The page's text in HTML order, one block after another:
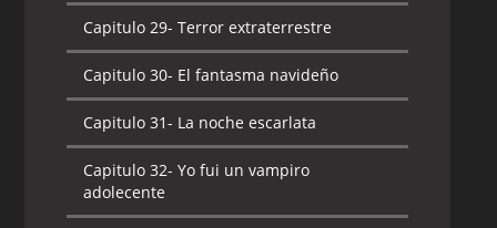
Capitulo 29- Terror extraterrestre
Capitulo 30- El fantasma navideño
Capitulo 31- La noche escarlata
Capitulo 32- Yo fui un vampiro
adolecente